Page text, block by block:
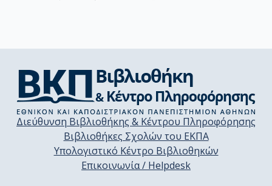
Διεύθυνση Βιβλιοθήκης & Κέντρου Πληροφόρησης
Βιβλιοθήκες Σχολών του ΕΚΠΑ
Υπολογιστικό Κέντρο Βιβλιοθηκών
Επικοινωνία / Helpdesk